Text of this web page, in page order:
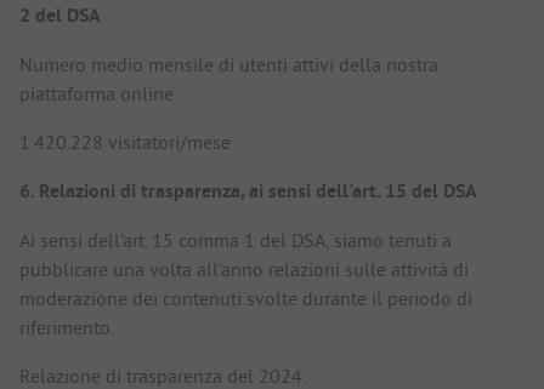
2 del DSA
Numero medio mensile di utenti attivi della nostra
piattaforma online:
1.420.228 visitatori/mese
6. Relazioni di trasparenza, ai sensi dell'art. 15 del DSA
Ai sensi dell'art. 15 comma 1 del DSA, siamo tenuti a
pubblicare una volta all'anno relazioni sulle attività di
moderazione dei contenuti svolte durante il periodo di
riferimento.
Relazione di trasparenza del 2024: